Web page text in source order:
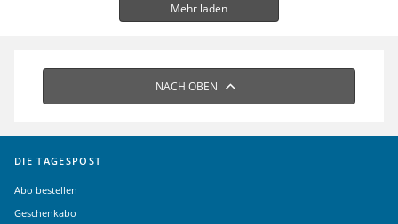
Mehr laden
NACH OBEN
DIE TAGESPOST
Abo bestellen
Geschenkabo